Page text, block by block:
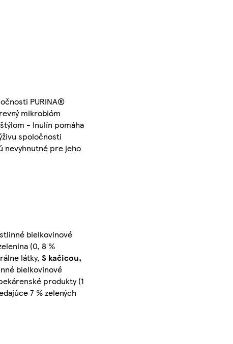
PURINA®
mikrobióm
- Inulín pomáha
spoločnosti
nevyhnutné pre jeho
bielkovinové
(0, 8 %
látky, S kačicou,
bielkovinové
produkty (1
7 % zelených